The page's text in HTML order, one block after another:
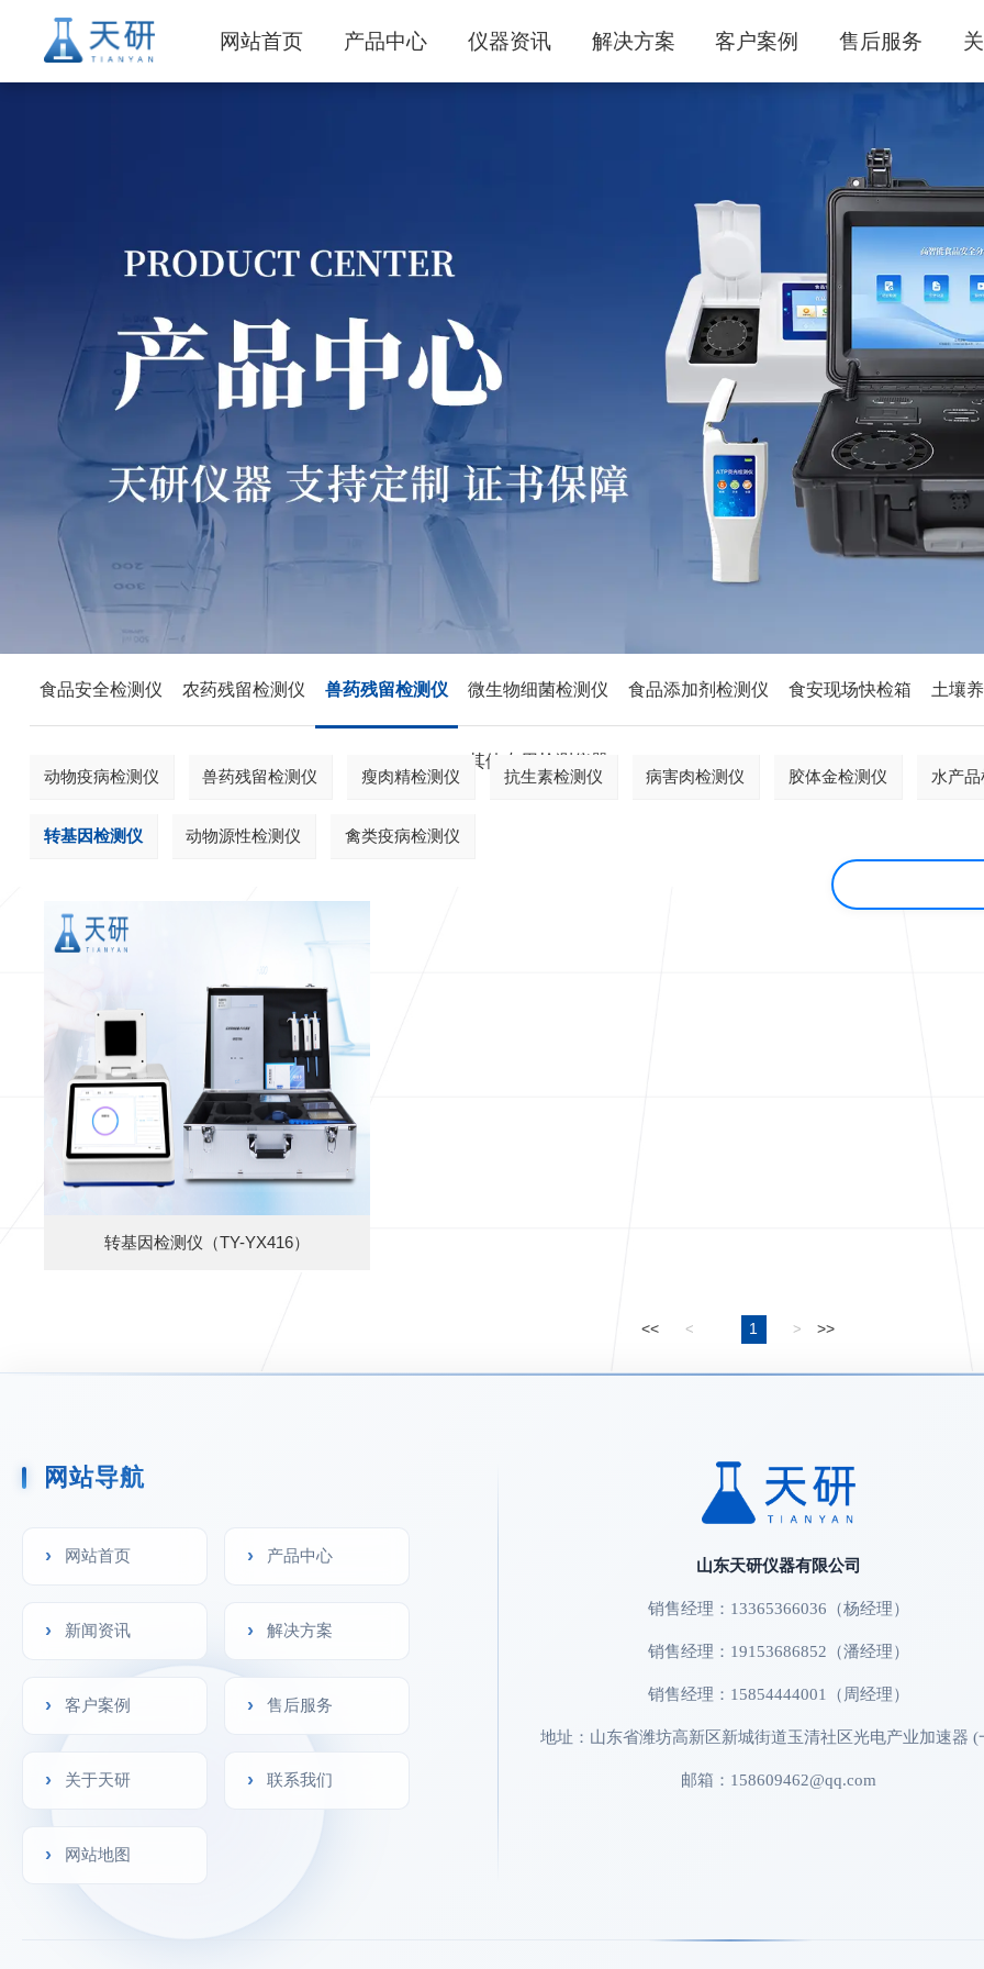
网站首页 产品中心 仪器资讯 解决方案 客户案例 售后服务
兽药残留检测仪
食品安全检测仪 农药残留检测仪 兽药残留检测仪 微生物细菌检测仪 食品添加剂检测仪 食安现场快检箱 土壤
其他专用检测仪器
动物疫病检测仪
兽药残留检测仪 瘦肉精检测仪 抗生素检测仪 病害肉检测仪 胶体金检测仪 水产
转基因检测仪 动物源性检测仪 禽类疫病检测仪
转基因检测仪（TY-YX416）
<< < 1 > >>
网站导航
网站首页 产品中心
新闻资讯 解决方案
客户案例 售后服务
关于天研 联系我们
网站地图
山东天研仪器有限公司
销售经理：13365366036（杨经理）
销售经理：19153686852（潘经理）
销售经理：15854444001（周经理）
地址：山东省潍坊高新区新城街道玉清社区光电产业加速器 (
邮箱：158609462@qq.com